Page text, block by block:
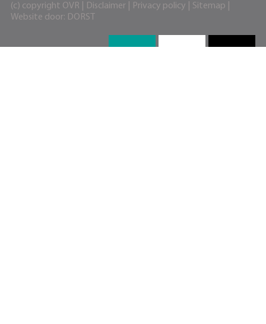
(c) copyright OVR | Disclaimer| Privacy policy Sitemap
Website door: DORST